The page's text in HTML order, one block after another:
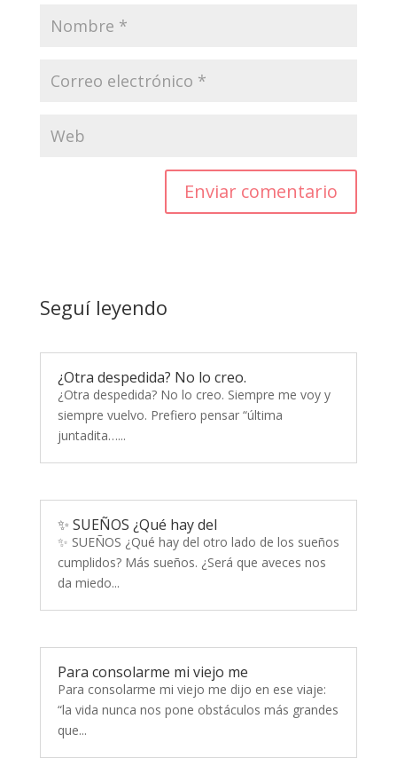
Enviar comentario
Seguí leyendo
¿Otra despedida? No lo creo.
¿Otra despedida? No lo creo. Siempre me voy y
siempre vuelvo. Prefiero pensar “última
juntadita…...
✨ SUEÑOS ¿Qué hay del
✨ SUEÑOS ¿Qué hay del otro lado de los sueños
cumplidos? Más sueños. ¿Será que aveces nos
da miedo...
Para consolarme mi viejo me
Para consolarme mi viejo me dijo en ese viaje:
“la vida nunca nos pone obstáculos más grandes
que...